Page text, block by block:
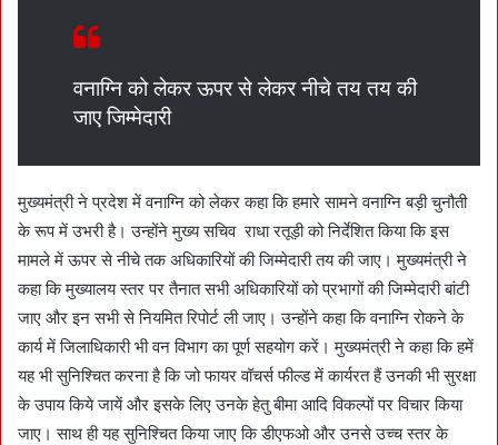
वनाग्नि को लेकर ऊपर से लेकर नीचे तय तय की
जाए जिम्मेदारी
मुख्यमंत्री ने प्रदेश में वनाग्नि को लेकर कहा कि हमारे सामने वनाग्नि बड़ी चुनौती
के रूप में उभरी है। उन्होंने मुख्य सचिव राधा रतूड़ी को निर्देशित किया कि इस
मामले में ऊपर से नीचे तक अधिकारियों की जिम्मेदारी तय की जाए। मुख्यमंत्री ने
कहा कि मुख्यालय स्तर पर तैनात सभी अधिकारियों को प्रभागों की जिम्मेदारी बांटी
जाए और इन सभी से नियमित रिपोर्ट ली जाए। उन्होंने कहा कि वनाग्नि रोकने के
कार्य में जिलाधिकारी भी वन विभाग का पूर्ण सहयोग करें। मुख्यमंत्री ने कहा कि हमें
यह भी सुनिश्चित करना है कि जो फायर वॉचर्स फील्ड में कार्यरत हैं उनकी भी सुरक्षा
के उपाय किये जायें और इसके लिए उनके हेतु बीमा आदि विकल्पों पर विचार किया
जाए। साथ ही यह सुनिश्चित किया जाए कि डीएफओ और उनसे उच्च स्तर के